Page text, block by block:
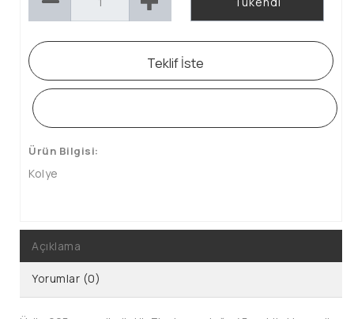
Teklif İste
Ürün Bilgisi:
Kolye
Açıklama
Yorumlar (0)